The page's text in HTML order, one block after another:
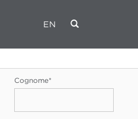
EN
Cognome*